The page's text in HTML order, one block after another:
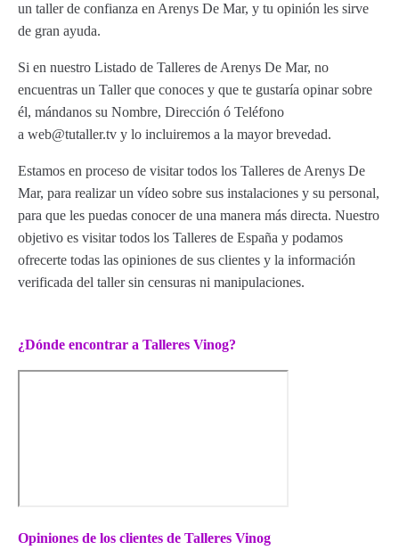
un taller de confianza en Arenys De Mar, y tu opinión les sirve
de gran ayuda.
Si en nuestro Listado de Talleres de Arenys De Mar, no
encuentras un Taller que conoces y que te gustaría opinar sobre
él, mándanos su Nombre, Dirección ó Teléfono
a web@tutaller.tv y lo incluiremos a la mayor brevedad.
Estamos en proceso de visitar todos los Talleres de Arenys De
Mar, para realizar un vídeo sobre sus instalaciones y su personal,
para que les puedas conocer de una manera más directa. Nuestro
objetivo es visitar todos los Talleres de España y podamos
ofrecerte todas las opiniones de sus clientes y la información
verificada del taller sin censuras ni manipulaciones.
¿Dónde encontrar a Talleres Vinog?
Opiniones de los clientes de Talleres Vinog